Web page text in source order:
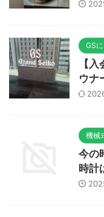
GS
【
ウナ
機械
今の
時計